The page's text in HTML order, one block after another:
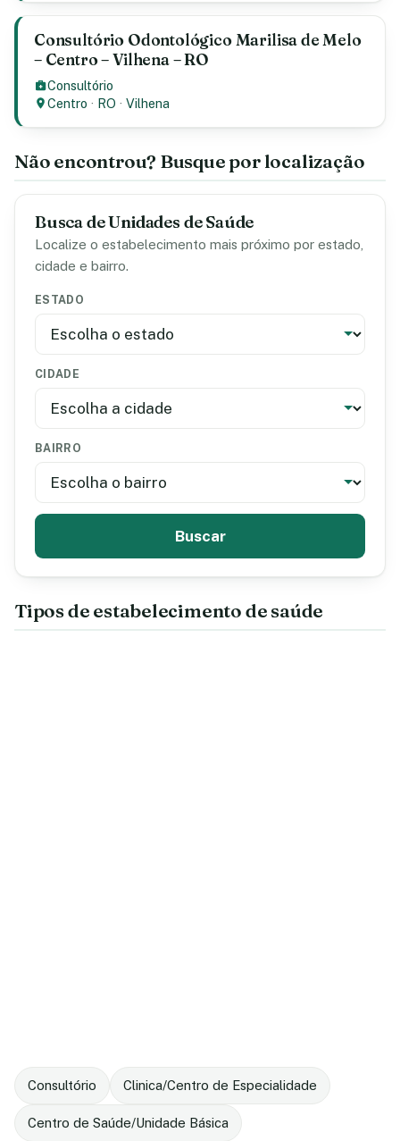
Consultório Odontológico Marilisa de Melo
– Centro – Vilhena – RO
Consultório
Centro · RO ·Vilhena
Não encontrou? Busque por localização
Busca de Unidades de Saúde
Localize o estabelecimento mais próximo por estado,
cidade e bairro.
ESTADO
CIDADE
BAIRRO
Buscar
Tipos de estabelecimento de saúde
Consultório Clinica/Centro de Especialidade
Centro de Saúde/Unidade Básica